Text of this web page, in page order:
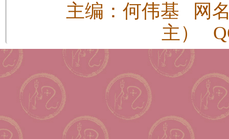
主编：何伟基 网
主）